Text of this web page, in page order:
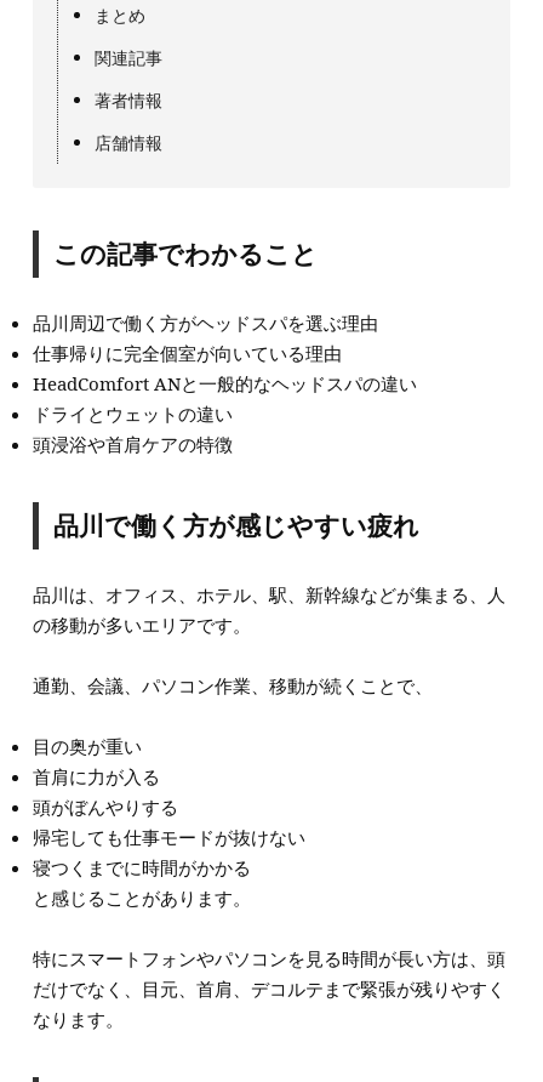
まとめ
関連記事
著者情報
店舗情報
この記事でわかること
品川周辺で働く方がヘッドスパを選ぶ理由
仕事帰りに完全個室が向いている理由
HeadComfort ANと一般的なヘッドスパの違い
ドライとウェットの違い
頭浸浴や首肩ケアの特徴
品川で働く方が感じやすい疲れ
品川は、オフィス、ホテル、駅、新幹線などが集まる、人
の移動が多いエリアです。
通勤、会議、パソコン作業、移動が続くことで、
目の奥が重い
首肩に力が入る
頭がぼんやりする
帰宅しても仕事モードが抜けない
寝つくまでに時間がかかる
と感じることがあります。
特にスマートフォンやパソコンを見る時間が長い方は、頭
だけでなく、目元、首肩、デコルテまで緊張が残りやすく
なります。